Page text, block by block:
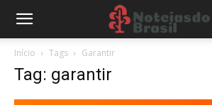
Início Tags Garantir
Tag: garantir